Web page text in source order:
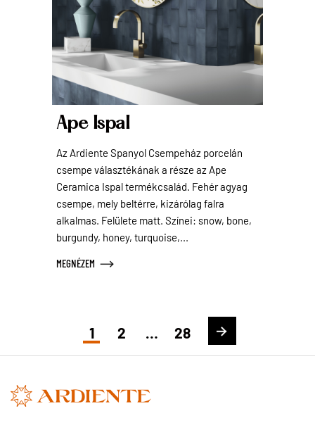
Ape Ispal
Az Ardiente Spanyol Csempeház porcelán
csempe választékának a része az Ape
Ceramica Ispal termékcsalád. Fehér agyag
csempe, mely beltérre, kizárólag falra
alkalmas. Felülete matt. Színei: snow, bone,
burgundy, honey, turquoise,...
MEGNÉZEM
1 2 … 28